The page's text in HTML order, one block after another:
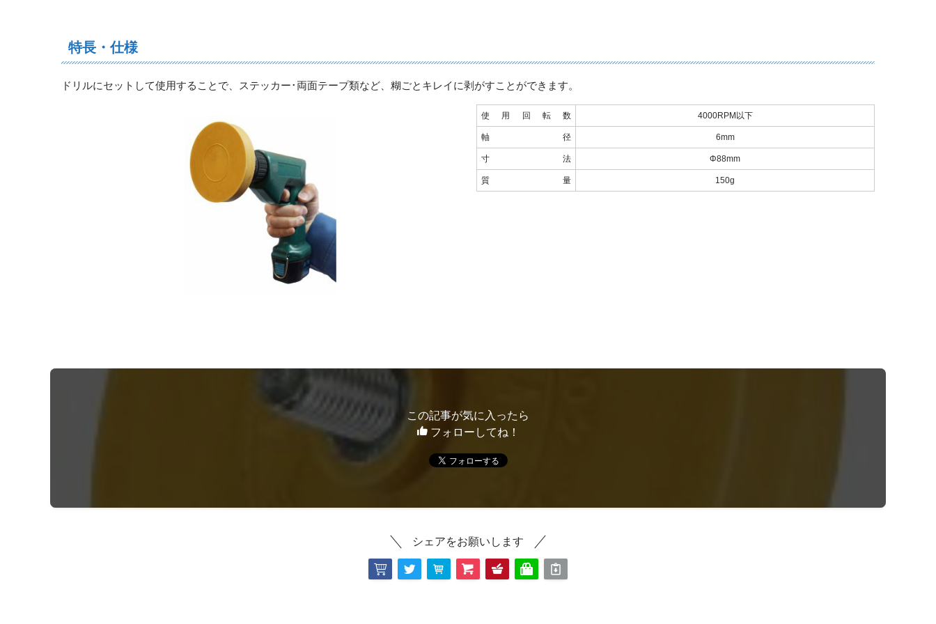
特長・仕様
ドリルにセットして使用することで、ステッカー･両面テープ類など、糊ごとキレイに剥がすことができます。
使用回転数 4000RPM以下
軸径 6mm
寸法 Φ88mm
質量 150g
この記事が気に入ったら
フォローしてね！
シェアをお願いします